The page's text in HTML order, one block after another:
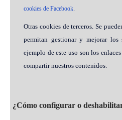
cookies de Facebook.
Otras cookies de terceros. Se
permitan gestionar y mejorar los
ejemplo de este uso son los
compartir nuestros contenidos.
¿Cómo configurar o